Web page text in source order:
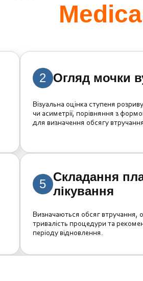
2 Огляд мочки
Візуальна оцінка ступеня
чи асиметрії, порівняння з
для визначення обсягу
5
Складання
лікування
Визначаються обсяг втручання,
тривалість процедури та
періоду відновлення.